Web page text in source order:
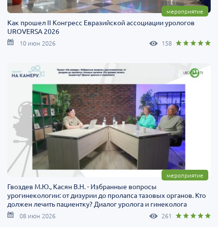
мероприятие
Как прошел II Конгресс Евразийской ассоциации урологов
UROVERSA 2026
10 июн 2026 158
мероприятие
Гвоздев М.Ю., Касян В.Н. - Избранные вопросы
урогинекологии: от дизурии до пролапса тазовых органов. Кто
должен лечить пациентку? Диалог уролога и гинеколога
08 июн 2026 261